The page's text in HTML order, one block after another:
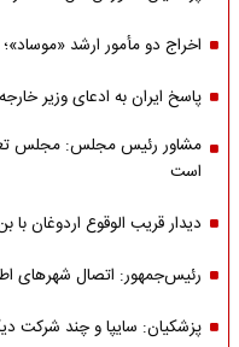
اخراج دو مأمور ارشد «موساد»؛
پاسخ ایران به ادعای وزیر
مشاور رئیس مجلس: مجلس
است
دیدار قریب الوقوع اردوغان
رئیس‌جمهور: اتصال شهرهای
پزشکیان: سایپا و چند شرکت